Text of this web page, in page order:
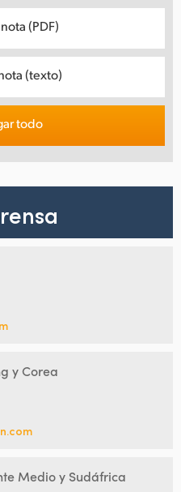
(PDF)
(texto)
todo
y Corea
Medio y Sudáfrica